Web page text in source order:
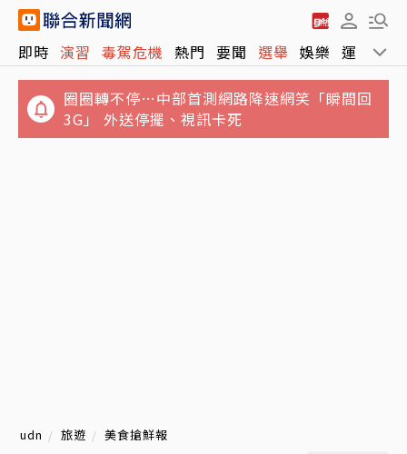
即時 演習 毒駕危機 熱門 要聞 選舉 娛樂 運動 全
圈圈轉不停…中部首測網路降速網笑「瞬間回
3G」 外送停擺、視訊卡死
udn 旅遊 美食搶鮮報